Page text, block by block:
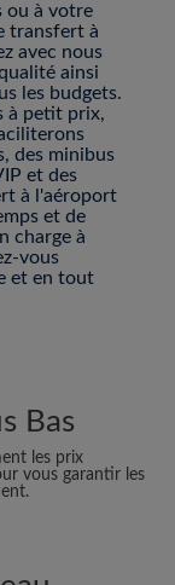
ou à votre
transfert à
avec nous
ainsi
les budgets.
à petit prix,
des minibus
et des
à l'aéroport
et de
charge à
vous
et en tout
Bas
les prix
vous garantir les